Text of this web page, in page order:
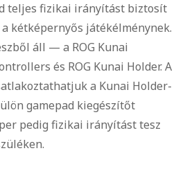
teljes fizikai irányítást biztosít
kétképernyős játékélménynek.
áll — a ROG Kunai
és ROG Kunai Holder. A
a Kunai Holder-
gamepad kiegészítőt
pedig fizikai irányítást tesz